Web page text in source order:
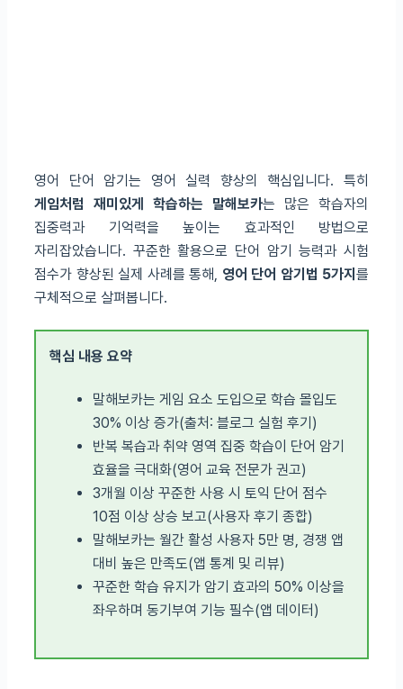
영어 단어 암기는 영어 실력 향상의 핵심입니다. 특히
게임처럼 재미있게 학습하는 말해보카는 많은 학습자의
집중력과 기억력을 높이는 효과적인 방법으로
자리잡았습니다. 꾸준한 활용으로 단어 암기 능력과 시험
점수가 향상된 실제 사례를 통해, 영어 단어 암기법 5가지 를
구체적으로 살펴봅니다.
핵심 내용 요약
말해보카는 게임 요소 도입으로 학습 몰입도
30% 이상 증가(출처: 블로그 실험 후기)
반복 복습과 취약 영역 집중 학습이 단어 암기
효율을 극대화(영어 교육 전문가 권고)
3개월 이상 꾸준한 사용 시 토익 단어 점수
10점 이상 상승 보고(사용자 후기 종합)
말해보카는 월간 활성 사용자 5만 명, 경쟁 앱
대비 높은 만족도(앱 통계 및 리뷰)
꾸준한 학습 유지가 암기 효과의 50% 이상을
좌우하며 동기부여 기능 필수(앱 데이터)